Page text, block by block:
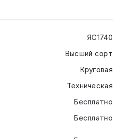
ЯС1740
Высший сорт
Круговая
Техническая
Бесплатно
Бесплатно